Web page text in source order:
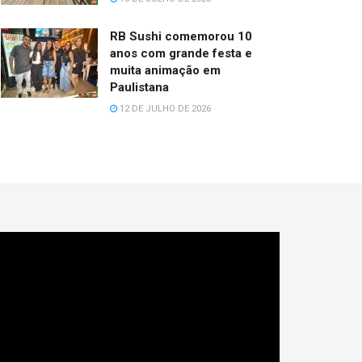
RB Sushi comemorou 10
anos com grande festa e
muita animação em
Paulistana
12 DE JULHO DE 2026